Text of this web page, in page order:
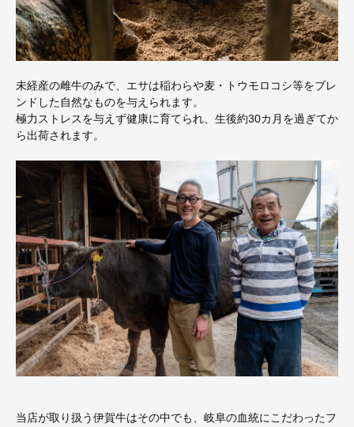
未経産の雌牛のみで、エサは稲わらや麦・トウモロコシ等をブレ
ンドした自然なものを与えられます。
極力ストレスを与えず健康に育てられ、生後約30カ月を過ぎてか
ら出荷されます。
当店が取り扱う伊賀牛はその中でも、岐阜の血統にこだわったフ